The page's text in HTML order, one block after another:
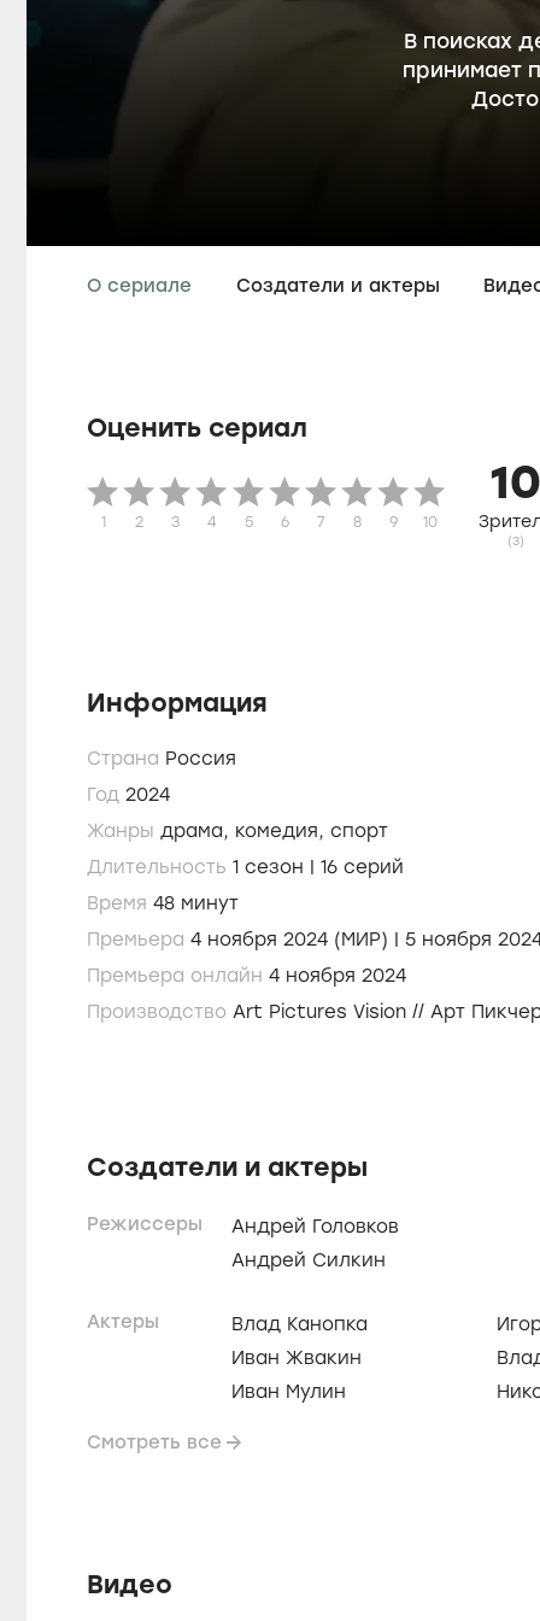
В поисках
принимает
О сериале Создатели и актеры
Оценить сериал
1 2 3 4 5 6 7 8 9 10
10
(3)
Информация
Страна Россия
Год 2024
Жанры драма, комедия, спорт
Длительность
1 сезон | 16 серий
Время
48 минут
Премьера
4 ноября 2024 (МИР) | 5
Премьера онлайн 4 ноября 2024
Производство Art Pictures Vision // Арт
Создатели и актеры
Режиссеры
Андрей Головков
Андрей Силкин
Актеры
Влад Канопка
Иван Жвакин
Иван Мулин
Смотреть все
Видео